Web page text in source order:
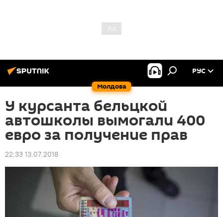
Молдова
РУС
У курсанта бельцкой
автошколы вымогали 400
евро за получение прав
22:33 13.07.2018